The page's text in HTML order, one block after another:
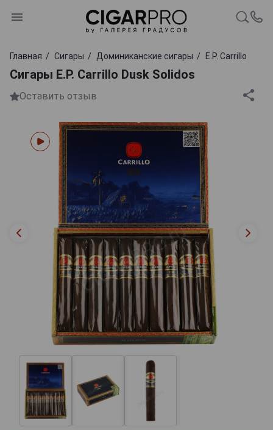
Главная Сигары Доминиканские сигары E.P. Carrillo
Сигары E.P. Carrillo Dusk Solidos
Оставить отзыв